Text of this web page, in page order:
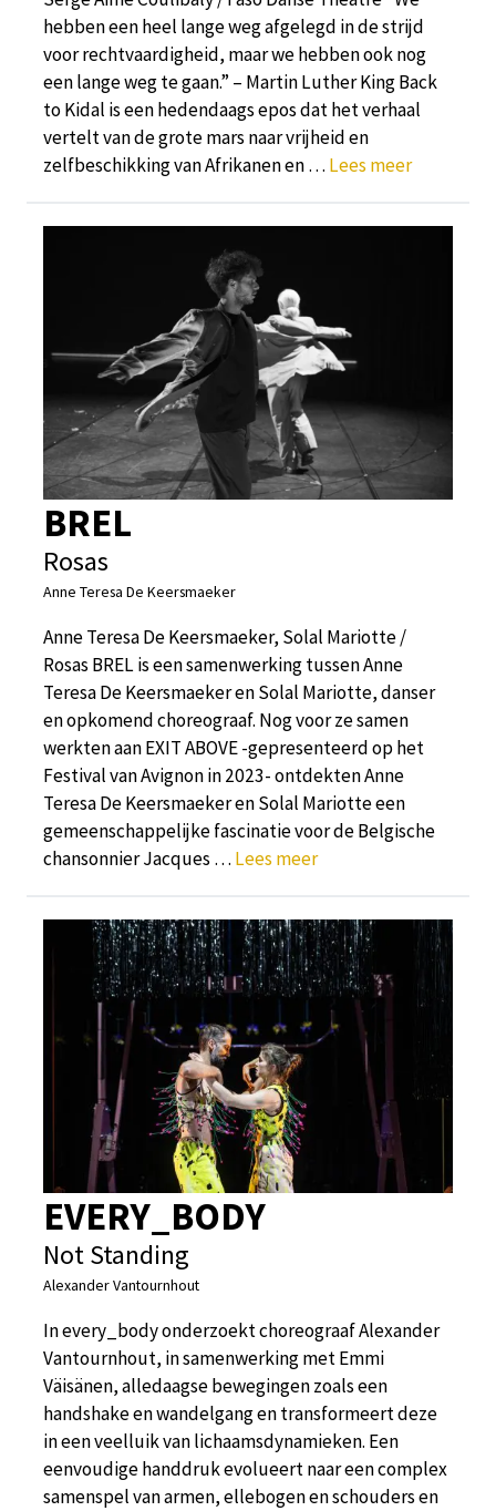
hebben een heel lange weg afgelegd in de strijd
voor rechtvaardigheid, maar we hebben ook nog
een lange weg te gaan.” – Martin Luther King Back
to Kidal is een hedendaags epos dat het verhaal
vertelt van de grote mars naar vrijheid en
zelfbeschikking van Afrikanen en … Lees meer
BREL
Rosas
Anne Teresa De Keersmaeker
Anne Teresa De Keersmaeker, Solal Mariotte /
Rosas BREL is een samenwerking tussen Anne
Teresa De Keersmaeker en Solal Mariotte, danser
en opkomend choreograaf. Nog voor ze samen
werkten aan EXIT ABOVE -gepresenteerd op het
Festival van Avignon in 2023- ontdekten Anne
Teresa De Keersmaeker en Solal Mariotte een
gemeenschappelijke fascinatie voor de Belgische
chansonnier Jacques … Lees meer
EVERY_BODY
Not Standing
Alexander Vantournhout
In every_body onderzoekt choreograaf Alexander
Vantournhout, in samenwerking met Emmi
Väisänen, alledaagse bewegingen zoals een
handshake en wandelgang en transformeert deze
in een veelluik van lichaamsdynamieken. Een
eenvoudige handdruk evolueert naar een complex
samenspel van armen, ellebogen en schouders en